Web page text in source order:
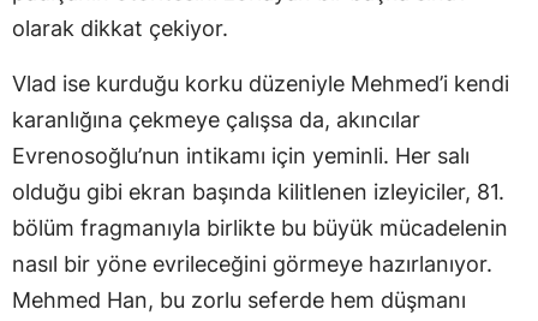
olarak dikkat çekiyor.
Vlad ise kurduğu korku düzeniyle Mehmed’i kendi
karanlığına çekmeye çalışsa da, akıncılar
Evrenosoğlu’nun intikamı için yeminli. Her salı
olduğu gibi ekran başında kilitlenen izleyiciler, 81.
bölüm fragmanıyla birlikte bu büyük mücadelenin
nasıl bir yöne evrileceğini görmeye hazırlanıyor.
Mehmed Han, bu zorlu seferde hem düşmanı